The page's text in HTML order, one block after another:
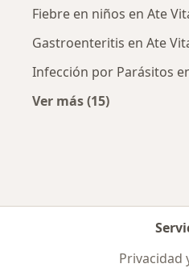
Fiebre en niños en Ate
Gastroenteritis en Ate
Infección por Parásitos
Ver más (15)
Privacidad